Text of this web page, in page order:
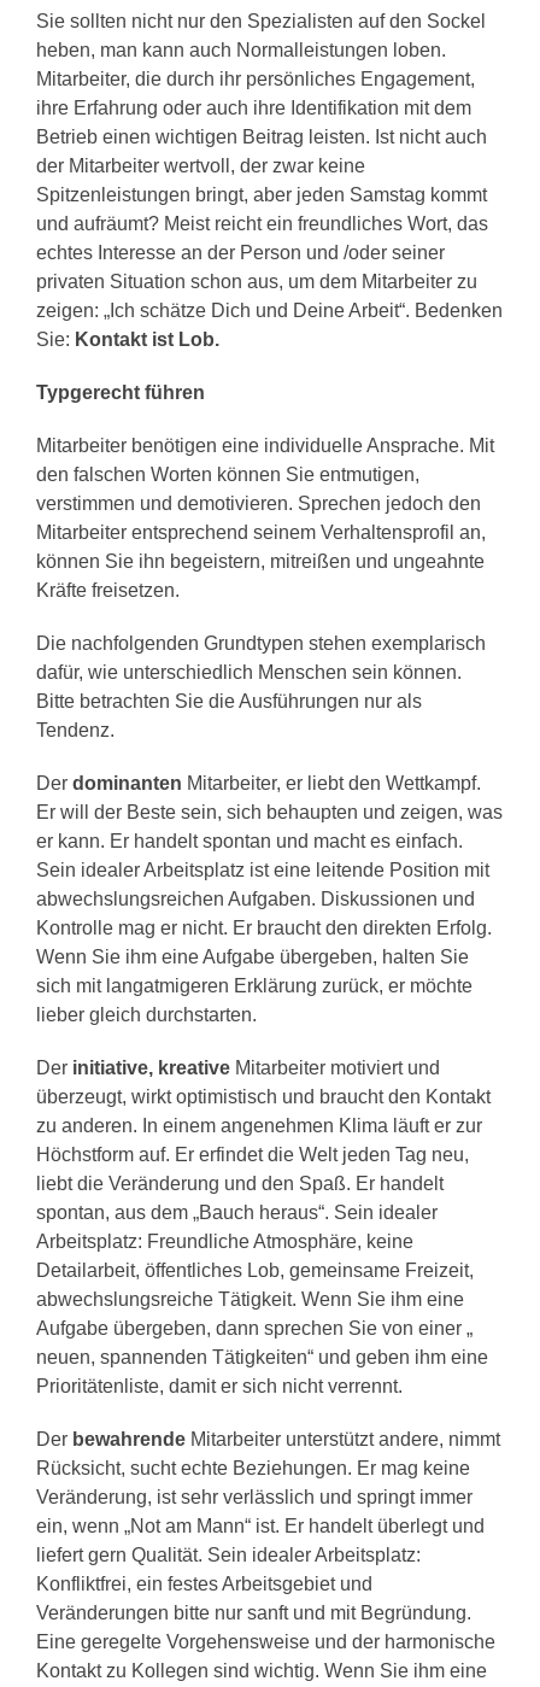
Sie sollten nicht nur den Spezialisten auf den Sockel
heben, man kann auch Normalleistungen loben.
Mitarbeiter, die durch ihr persönliches Engagement,
ihre Erfahrung oder auch ihre Identifikation mit dem
Betrieb einen wichtigen Beitrag leisten. Ist nicht auch
der Mitarbeiter wertvoll, der zwar keine
Spitzenleistungen bringt, aber jeden Samstag kommt
und aufräumt? Meist reicht ein freundliches Wort, das
echtes Interesse an der Person und /oder seiner
privaten Situation schon aus, um dem Mitarbeiter zu
zeigen: „Ich schätze Dich und Deine Arbeit“. Bedenken
Sie: Kontakt ist Lob.
Typgerecht fü hren
Mitarbeiter benötigen eine individuelle Ansprache. Mit
den falschen Worten können Sie entmutigen,
verstimmen und demotivieren. Sprechen jedoch den
Mitarbeiter entsprechend seinem Verhaltensprofil an,
können Sie ihn begeistern, mitreißen und ungeahnte
Kräfte freisetzen.
Die nachfolgenden Grundtypen stehen exemplarisch
dafür, wie unterschiedlich Menschen sein können.
Bitte betrachten Sie die Ausführungen nur als
Tendenz.
Der dominanten Mitarbeiter, er liebt den Wettkampf.
Er will der Beste sein, sich behaupten und zeigen, was
er kann. Er handelt spontan und macht es einfach.
Sein idealer Arbeitsplatz ist eine leitende Position mit
abwechslungsreichen Aufgaben. Diskussionen und
Kontrolle mag er nicht. Er braucht den direkten Erfolg.
Wenn Sie ihm eine Aufgabe übergeben, halten Sie
sich mit langatmigeren Erklärung zurück, er möchte
lieber gleich durchstarten.
Der initiative, kreative Mitarbeiter motiviert und
überzeugt, wirkt optimistisch und braucht den Kontakt
zu anderen. In einem angenehmen Klima läuft er zur
Höchstform auf. Er erfindet die Welt jeden Tag neu,
liebt die Veränderung und den Spaß. Er handelt
spontan, aus dem „Bauch heraus“. Sein idealer
Arbeitsplatz: Freundliche Atmosphäre, keine
Detailarbeit, öffentliches Lob, gemeinsame Freizeit,
abwechslungsreiche Tätigkeit. Wenn Sie ihm eine
Aufgabe übergeben, dann sprechen Sie von einer „
neuen, spannenden Tätigkeiten“ und geben ihm eine
Prioritätenliste, damit er sich nicht verrennt.
Der bewahrendeMitarbeiter unterstützt andere, nimmt
Rücksicht, sucht echte Beziehungen. Er mag keine
Veränderung, ist sehr verlässlich und springt immer
ein, wenn „Not am Mann“ ist. Er handelt überlegt und
liefert gern Qualität. Sein idealer Arbeitsplatz:
Konfliktfrei, ein festes Arbeitsgebiet und
Veränderungen bitte nur sanft und mit Begründung.
Eine geregelte Vorgehensweise und der harmonische
Kontakt zu Kollegen sind wichtig. Wenn Sie ihm eine